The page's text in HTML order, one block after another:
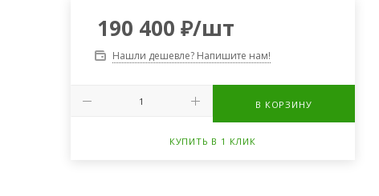
190 400 ₽/шт
Нашли дешевле? Напишите нам!
В КОРЗИНУ
КУПИТЬ В 1 КЛИК